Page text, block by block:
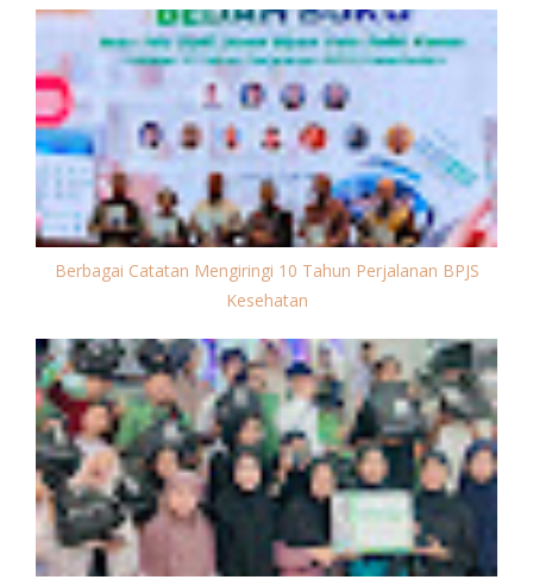
Berbagai Catatan Mengiringi 10 Tahun Perjalanan BPJS
Kesehatan